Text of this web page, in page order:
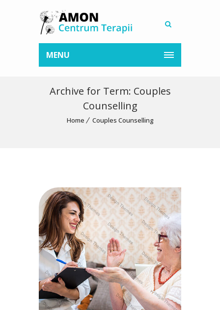
MENU
Archive for Term: Couples
Counselling
Home Couples Counselling